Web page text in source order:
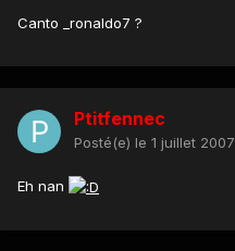
Canto _ronaldo7 ?
Ptitfennec
Posté(e) le 1 juillet 2007
Eh nan